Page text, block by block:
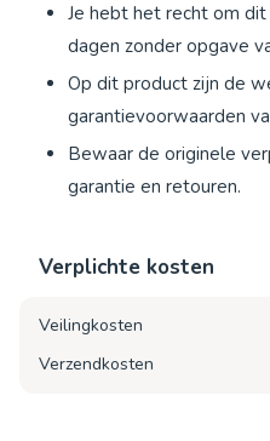
Je hebt het recht om
dagen zonder opgave
Op dit product zijn de
garantievoorwaarden
Bewaar de originele
garantie en retouren.
Verplichte kosten
Veilingkosten
Verzendkosten